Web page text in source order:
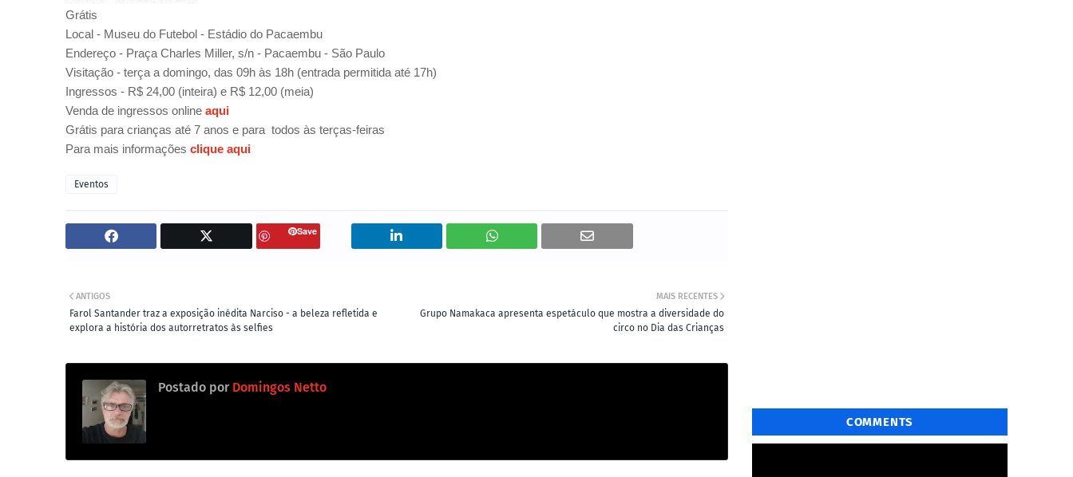
Grátis
Local - Museu do Futebol - Estádio do Pacaembu
Endereço - Praça Charles Miller, s/n - Pacaembu - São Paulo
Visitação - terça a domingo, das 09h às 18h (entrada permitida até 17h)
Ingressos - R$ 24,00 (inteira) e R$ 12,00 (meia)
Venda de ingressos online aqui
Grátis para crianças até 7 anos e para todos às terças-feiras
Para mais informações clique aqui
Eventos
Save
MAIS RECENTES
Grupo Namakaca apresenta espetáculo que mostra a diversidade do
circo no Dia das Crianças
ANTIGOS
Farol Santander traz a exposição inédita Narciso - a beleza refletida e
explora a história dos autorretratos às selfies
Postado por Domingos Netto
COMMENTS